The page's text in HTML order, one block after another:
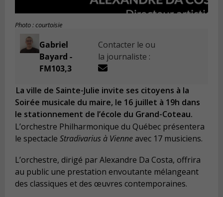
Photo : courtoisie
Gabriel
Bayard -
FM103,3
Contacter le ou
la journaliste :
La ville de Sainte-Julie invite ses citoyens à la
Soirée musicale du maire, le 16 juillet à 19h dans
le stationnement de l’école du Grand-Coteau.
L’orchestre Philharmonique du Québec présentera
le spectacle Stradivarius à Vienneavec 17 musiciens.
L’orchestre, dirigé par Alexandre Da Costa, offrira
au public une prestation envoutante mélangeant
des classiques et des œuvres contemporaines.